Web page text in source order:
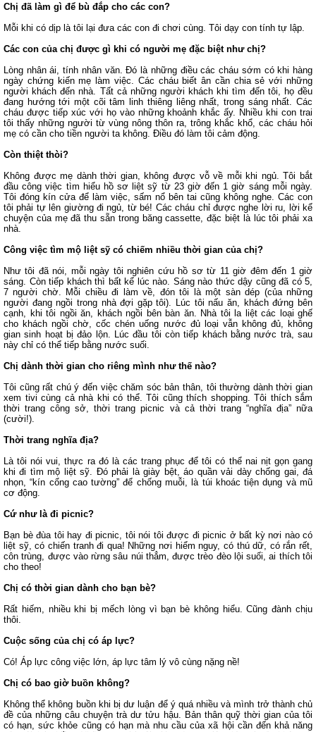
Chị đã làm gì để bù đắp cho các con?
Mỗi khi có dịp là tôi lại đưa các con đi chơi cùng. Tôi dạy con tính tự lập.
Các con của chị được gì khi có người mẹ đặc biệt như chị?
Lòng nhân ái, tính nhân văn. Đó là những điều các cháu sớm có khi hàng
ngày chứng kiến mẹ làm việc. Các cháu biết ân cần chia sẻ với những
người khách đến nhà. Tất cả những người khách khi tìm đến tôi, họ đều
đang hướng tới một cõi tâm linh thiêng liêng nhất, trong sáng nhất. Các
cháu được tiếp xúc với họ vào những khoảnh khắc ấy. Nhiều khi con trai
tôi thấy những người từ vùng nông thôn ra, trông khắc khổ, các cháu hỏi
mẹ có cần cho tiền người ta không. Điều đó làm tôi cảm động.
Còn thiệt thòi?
Không được mẹ dành thời gian, không được vỗ về mỗi khi ngủ. Tôi bắt
đầu công việc tìm hiểu hồ sơ liệt sỹ từ 23 giờ đến 1 giờ sáng mỗi ngày.
Tôi đóng kín cửa để làm việc, sấm nổ bên tai cũng không nghe. Các con
tôi phải tự lên giường đi ngủ, từ bé! Các cháu chỉ được nghe lời ru, lời kể
chuyện của mẹ đã thu sẵn trong băng cassette, đặc biệt là lúc tôi phải xa
nhà.
Công việc tìm mộ liệt sỹ có chiếm nhiều thời gian của chị?
Như tôi đã nói, mỗi ngày tôi nghiên cứu hồ sơ từ 11 giờ đêm đến 1 giờ
sáng. Còn tiếp khách thì bất kể lúc nào. Sáng nào thức dậy cũng đã có 5,
7 người chờ. Mỗi chiều đi làm về, đón tôi là một sàn dép (của những
người đang ngồi trong nhà đợi gặp tôi). Lúc tôi nấu ăn, khách đứng bên
cạnh, khi tôi ngồi ăn, khách ngồi bên bàn ăn. Nhà tôi la liệt các loại ghế
cho khách ngồi chờ, cốc chén uống nước đủ loại vẫn không đủ, không
gian sinh hoạt bị đảo lộn. Lúc đầu tôi còn tiếp khách bằng nước trà, sau
này chỉ có thể tiếp bằng nước suối.
Chị dành thời gian cho riêng mình như thế nào?
Tôi cũng rất chú ý đến việc chăm sóc bản thân, tôi thường dành thời gian
xem tivi cùng cả nhà khi có thể. Tôi cũng thích shopping. Tôi thích sắm
thời trang công sở, thời trang picnic và cả thời trang “nghĩa địa” nữa
(cười!).
Thời trang nghĩa địa?
Là tôi nói vui, thực ra đó là các trang phục để tôi có thể nai nịt gọn gang
khi đi tìm mộ liệt sỹ. Đó phải là giày bệt, áo quần vải dày chống gai, đá
nhọn, “kín cổng cao tường” để chống muỗi, là túi khoác tiện dụng và mũ
cơ động.
Cứ như là đi picnic?
Bạn bè đùa tôi hay đi picnic, tôi nói tôi được đi picnic ở bất kỳ nơi nào có
liệt sỹ, có chiến tranh đi qua! Những nơi hiểm nguy, có thú dữ, có rắn rết,
côn trùng, được vào rừng sâu núi thẳm, được trèo đèo lội suối, ai thích tôi
cho theo!
Chị có thời gian dành cho bạn bè?
Rất hiếm, nhiều khi bị mếch lòng vì bạn bè không hiểu. Cũng đành chịu
thôi.
Cuộc sống của chị có áp lực?
Có! Áp lực công việc lớn, áp lực tâm lý vô cùng nặng nề!
Chị có bao giờ buồn không?
Không thể không buồn khi bị dư luận để ý quá nhiều và mình trở thành chủ
đề của những câu chuyện trà dư tửu hậu. Bản thân quỹ thời gian của tôi
có hạn, sức khỏe cũng có hạn mà nhu cầu của xã hội cần đến khả năng